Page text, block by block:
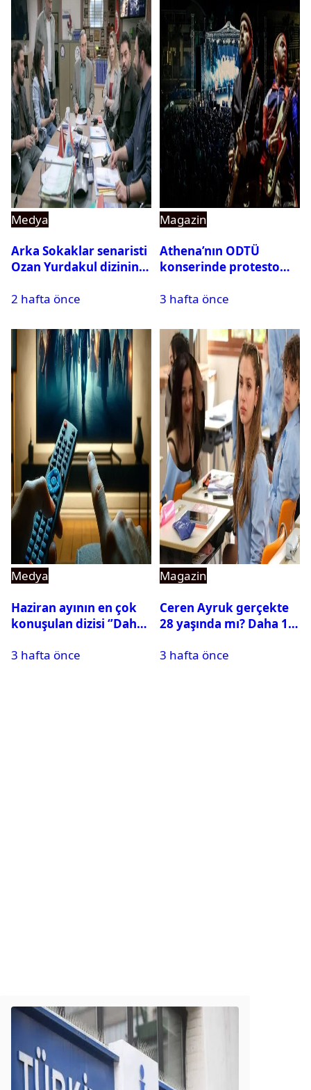
Medya
Arka Sokaklar senaristi
Ozan Yurdakul dizinin
2 hafta önce
Magazin
Athena’nın ODTÜ
konserinde protesto
3 hafta önce
Medya
Haziran ayının en çok
konuşulan dizisi ‘’Daha
3 hafta önce
Magazin
Ceren Ayruk gerçekte
28 yaşında mı? Daha 17
3 hafta önce